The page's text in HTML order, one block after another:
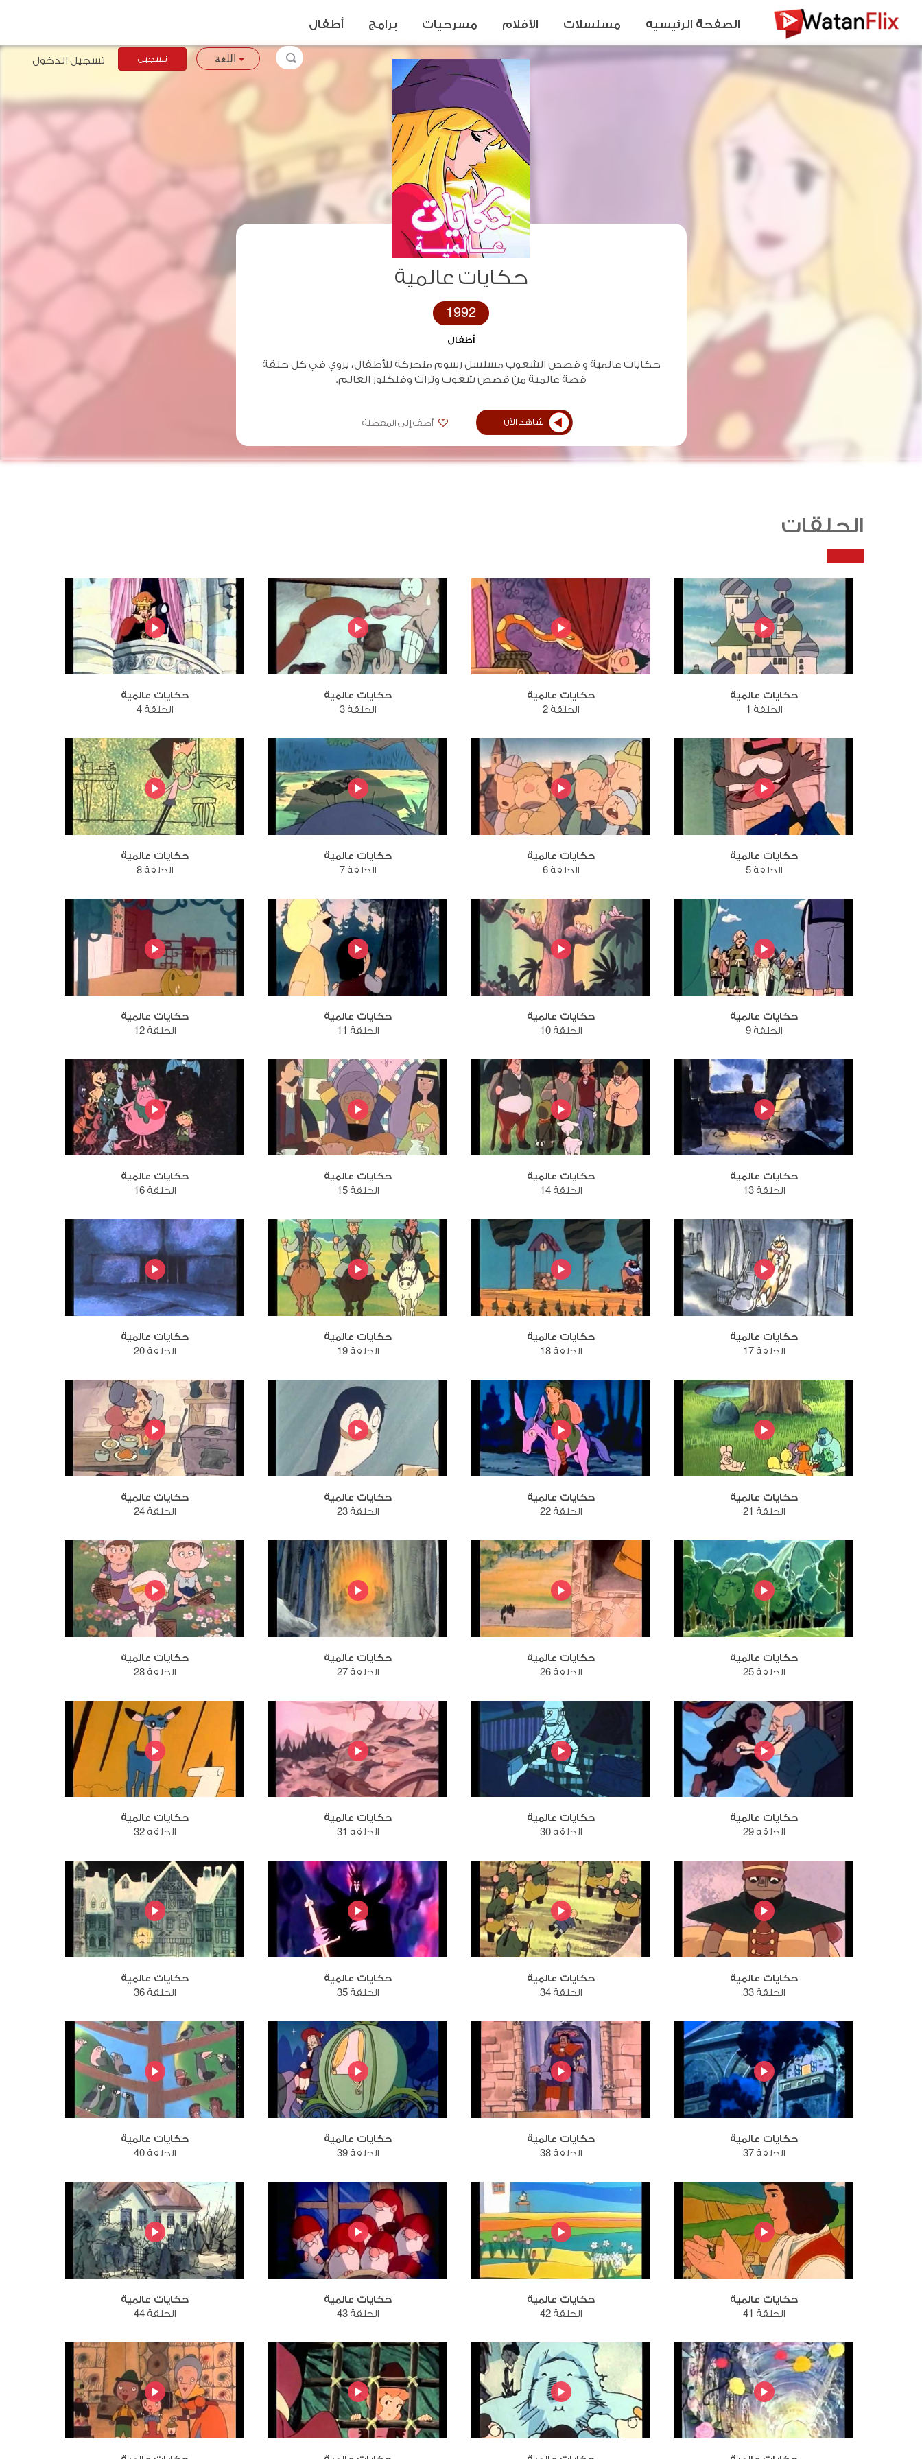
حكايات عالمية
1992
أطفال
حكايات عالمية و قصص الشعوب مسلسل رسوم متحركة للأطفال، يروي في كل حلقة
قصة عالمية من قصص شعوب وتراث وفلكلور العالم.
شاهد الآن أضف إلى المفضلة
الحلقات
حكايات عالمية
الحلقة 1
حكايات عالمية
الحلقة 2
حكايات عالمية
الحلقة 3
حكايات عالمية
الحلقة 4
حكايات عالمية
الحلقة 5
حكايات عالمية
الحلقة 6
حكايات عالمية
الحلقة 7
حكايات عالمية
الحلقة 8
حكايات عالمية
الحلقة 9
حكايات عالمية
الحلقة 10
حكايات عالمية
الحلقة 11
حكايات عالمية
الحلقة 12
حكايات عالمية
الحلقة 13
حكايات عالمية
الحلقة 14
حكايات عالمية
الحلقة 15
حكايات عالمية
الحلقة 16
حكايات عالمية
الحلقة 17
حكايات عالمية
الحلقة 18
حكايات عالمية
الحلقة 19
حكايات عالمية
الحلقة 20
حكايات عالمية
الحلقة 21
حكايات عالمية
الحلقة 22
حكايات عالمية
الحلقة 23
حكايات عالمية
الحلقة 24
حكايات عالمية
الحلقة 25
حكايات عالمية
الحلقة 26
حكايات عالمية
الحلقة 27
حكايات عالمية
الحلقة 28
حكايات عالمية
الحلقة 29
حكايات عالمية
الحلقة 30
حكايات عالمية
الحلقة 31
حكايات عالمية
الحلقة 32
حكايات عالمية
الحلقة 33
حكايات عالمية
الحلقة 34
حكايات عالمية
الحلقة 35
حكايات عالمية
الحلقة 36
حكايات عالمية
الحلقة 37
حكايات عالمية
الحلقة 38
حكايات عالمية
الحلقة 39
حكايات عالمية
الحلقة 40
حكايات عالمية
الحلقة 41
حكايات عالمية
الحلقة 42
حكايات عالمية
الحلقة 43
حكايات عالمية
الحلقة 44
الصفحة الرئيسيه مسلسلات الأفلام مسرحيات برامج أطفال
اللغة تسجيل تسجيل الدخول